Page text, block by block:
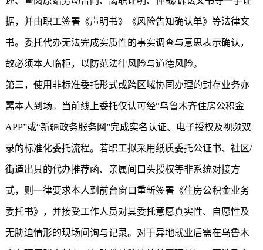
据，并由职工签署《声明书》《风险告知确认单》等法律文
书。委托代办无法完成实质性的事实调查与意思表示确认，
故必须本人临柜，以防范法律风险与道德风险。
第三，使用非标准委托形式或跨区域协同办理的封存业务亦
需本人到场。当前线上委托仅认可经“乌鲁木齐住房公积金
APP”或“新疆政务服务网”完成实名认证、电子授权及视频双
录的标准化委托流程。若职工拟采用纸质委托公证书、社区/
街道出具的代办推荐函、亲属间口头授权等非系统对接方
式，则一律要求本人到前台窗口重新签署《住房公积金业务
委托书》，并接受工作人员对其委托意愿真实性、自愿性及
无胁迫情形的现场问询与记录。对于异地就业后需在乌鲁木